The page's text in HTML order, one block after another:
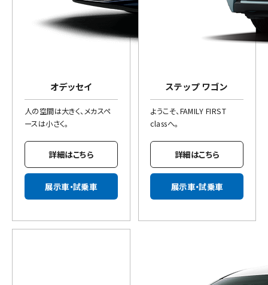
オデッセイ
人の空間は大きく、メカスペ
ースは小さく。
詳細はこちら
展示車・試乗車
ステップ ワゴン
ようこそ、FAMILY FIRST
classへ。
詳細はこちら
展示車・試乗車